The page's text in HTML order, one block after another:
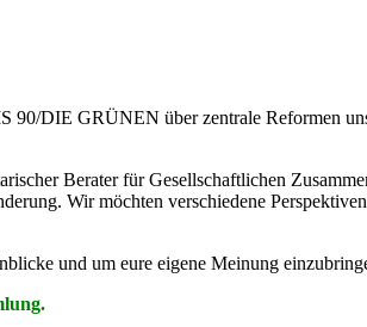
DIE GRÜNEN über zentrale Reformen
Berater für Gesellschaftlichen
Wir möchten verschiedene
und um eure eigene Meinung